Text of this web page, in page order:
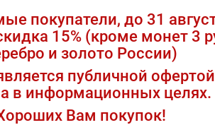
покупатели, до 31
15% (кроме монет 3
и золото России)
публичной
в информационных целях.
Вам покупок!